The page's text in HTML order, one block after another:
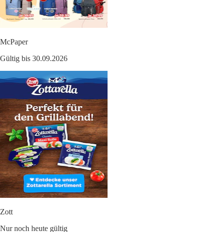
McPaper
Gültig bis 30.09.2026
Zott
Nur noch heute gültig